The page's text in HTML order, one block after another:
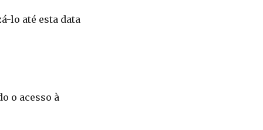
lo até esta data
o acesso à